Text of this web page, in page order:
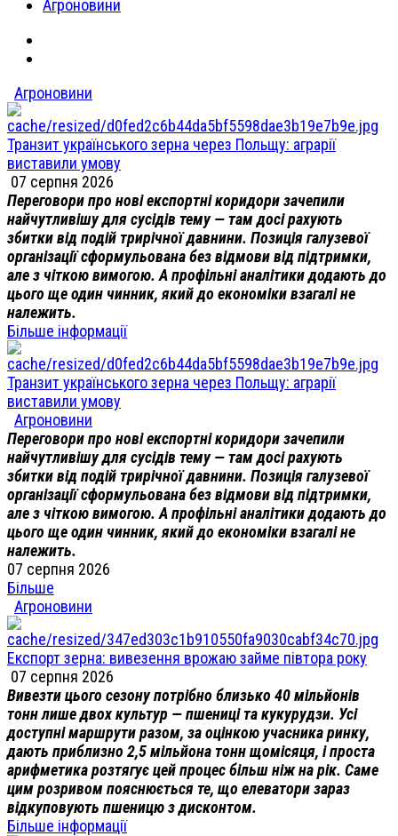
Агроновини
Агроновини
Транзит українського зерна через Польщу: аграрії
виставили умову
07 серпня 2026
Переговори про нові експортні коридори зачепили
найчутливішу для сусідів тему — там досі рахують
збитки від подій трирічної давнини. Позиція галузевої
організації сформульована без відмови від підтримки,
але з чіткою вимогою. А профільні аналітики додають до
цього ще один чинник, який до економіки взагалі не
належить.
Більше інформації
Транзит українського зерна через Польщу: аграрії
виставили умову
Агроновини
Переговори про нові експортні коридори зачепили
найчутливішу для сусідів тему — там досі рахують
збитки від подій трирічної давнини. Позиція галузевої
організації сформульована без відмови від підтримки,
але з чіткою вимогою. А профільні аналітики додають до
цього ще один чинник, який до економіки взагалі не
належить.
07 серпня 2026
Більше
Агроновини
Експорт зерна: вивезення врожаю займе півтора року
07 серпня 2026
Вивезти цього сезону потрібно близько 40 мільйонів
тонн лише двох культур — пшениці та кукурудзи. Усі
доступні маршрути разом, за оцінкою учасника ринку,
дають приблизно 2,5 мільйона тонн щомісяця, і проста
арифметика розтягує цей процес більш ніж на рік. Саме
цим розривом пояснюється те, що елеватори зараз
відкуповують пшеницю з дисконтом.
Більше інформації